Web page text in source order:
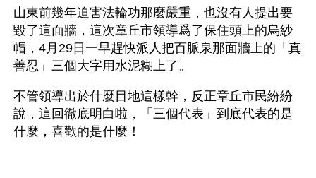
山東前幾年迫害法輪功那麼嚴重，也沒有人提出要
毀了這面牆，這次章丘市領導爲了保住頭上的烏紗
帽，4月29日一早趕快派人把百脈泉那面牆上的「真
善忍」三個大字用水泥糊上了。
不管領導出於什麼目地這樣幹，反正章丘市民紛紛
說，這回徹底明白啦，「三個代表」到底代表的是
什麼，喜歡的是什麼！